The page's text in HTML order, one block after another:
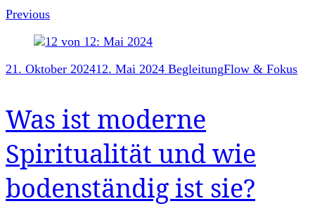
Previous
21. Oktober 202412. Mai 2024 BegleitungFlow & Fokus
Was ist moderne
Spiritualität und wie
bodenständig ist sie?